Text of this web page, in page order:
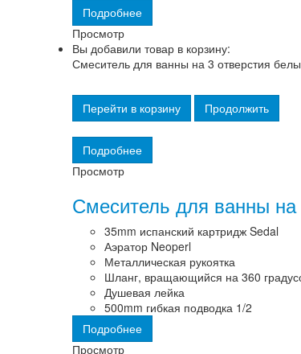
Подробнее
Просмотр
Вы добавили товар в корзину:
Смеситель для ванны на 3 отверстия
Перейти в корзину Продолжить
Подробнее
Просмотр
Смеситель для ванны
35mm испанский картридж Sedal
Аэратор Neoperl
Металлическая рукоятка
Шланг, вращающийся на 360
Душевая лейка
500mm гибкая подводка 1/2
Подробнее
Просмотр